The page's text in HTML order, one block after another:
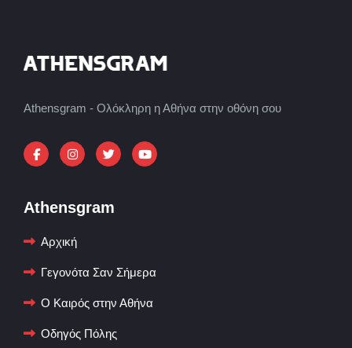
Athensgram - Ολόκληρη η Αθήνα στην οθόνη σου
Athensgram
Αρχική
Γεγονότα Σαν Σήμερα
Ο Καιρός στην Αθήνα
Οδηγός Πόλης